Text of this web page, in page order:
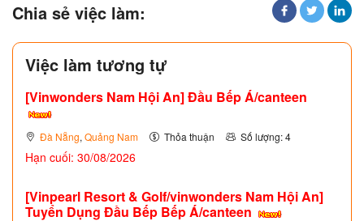
Chia sẻ việc làm:
Việc làm tương tự
[Vinwonders Nam Hội An] Đầu Bếp Á/canteen
Đà Nẵng, Quảng Nam Thỏa thuận Số lượng: 4
Hạn cuối: 30/08/2026
[Vinpearl Resort & Golf/vinwonders Nam Hội An]
Tuyển Dụng Đầu Bếp Bếp Á/canteen